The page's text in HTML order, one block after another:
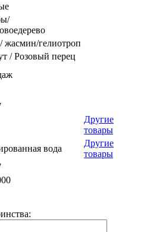
гелиотроп
/ Розовый перец
Другие
товары
вода
Другие
товары